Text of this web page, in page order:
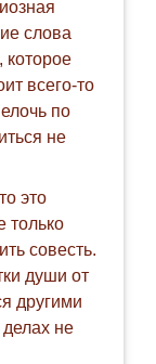
слова
которое
всего-то
по
не
это
только
совесть.
души от
другими
не